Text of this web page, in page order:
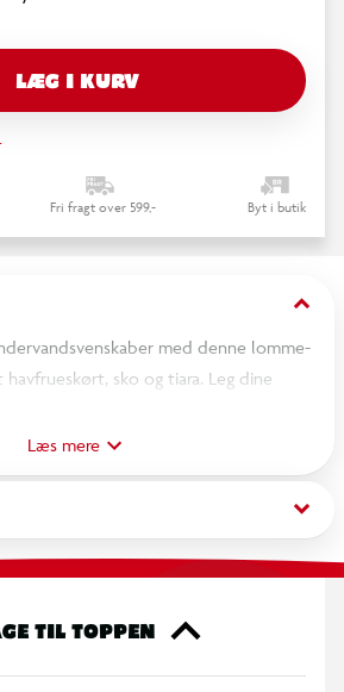
LÆG I KURV
Fri fragt over 599,- Byt i butik
keyboard_arrow_down
med denne lomme­
sko og tiara. Leg dine
dig overalt.
kan ikke garanteres
Læs mere
keyboard_arrow_down
TIL TOPPEN